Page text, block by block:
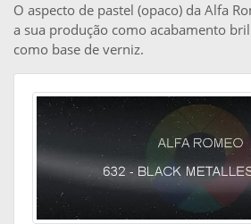
O aspecto de pastel (opaco) da Alfa
a sua produção como acabamento
como base de verniz.